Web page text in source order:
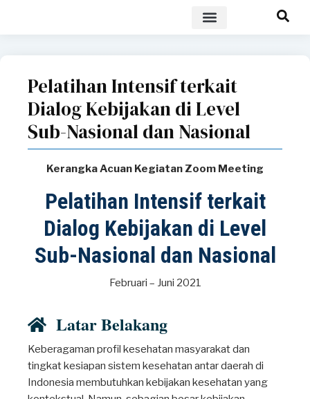
Pelatihan Intensif terkait
Dialog Kebijakan di Level
Sub-Nasional dan Nasional
Kerangka Acuan Kegiatan Zoom Meeting
Pelatihan Intensif terkait
Dialog Kebijakan di Level
Sub-Nasional dan Nasional
Februari – Juni 2021
Latar Belakang
Keberagaman profil kesehatan masyarakat dan
tingkat kesiapan sistem kesehatan antar daerah di
Indonesia membutuhkan kebijakan kesehatan yang